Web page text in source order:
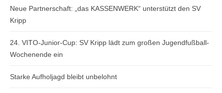
Neue Partnerschaft: „das KASSENWERK“ unterstützt den SV
Kripp
24. VITO-Junior-Cup: SV Kripp lädt zum großen Jugendfußball-
Wochenende ein
Starke Aufholjagd bleibt unbelohnt